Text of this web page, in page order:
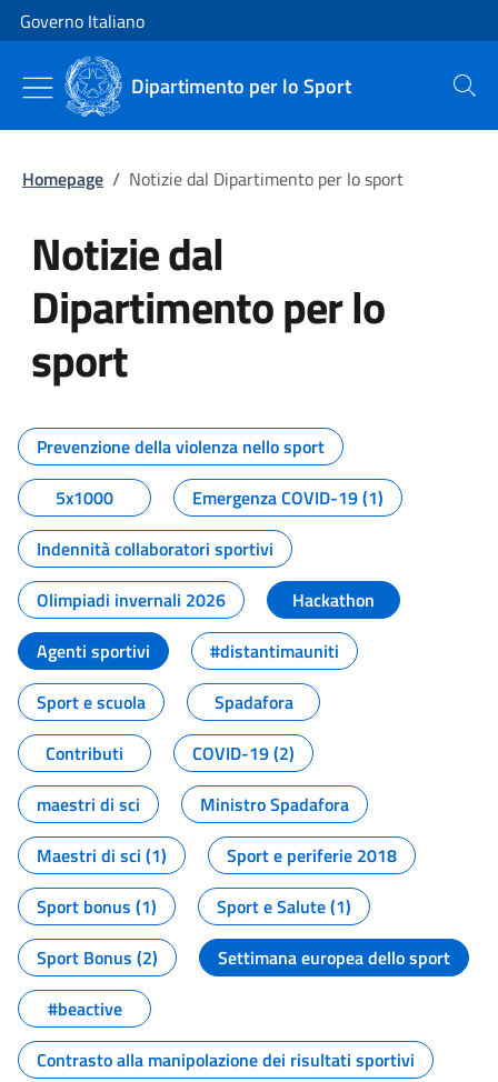
Vai al contenuto
Vai alla navigazione del sito
Governo Italiano
Dipartimento per lo Sport Cerca
Homepage / Notizie dal Dipartimento per lo sport
Notizie dal
Dipartimento per lo
sport
Tutti i contenuti della pagina
Prevenzione della violenza nello sport
5x1000
Emergenza COVID-19 (1)
Indennità collaboratori sportivi
Olimpiadi invernali 2026
Hackathon
Agenti sportivi
#distantimauniti
Sport e scuola
Spadafora
Contributi
COVID-19 (2)
maestri di sci
Ministro Spadafora
Maestri di sci (1)
Sport e periferie 2018
Sport bonus (1)
Sport e Salute (1)
Sport Bonus (2)
Settimana europea dello sport
#beactive
Contrasto alla manipolazione dei risultati sportivi